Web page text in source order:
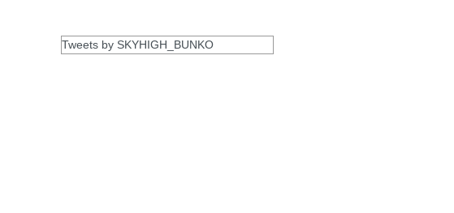
Tweets by SKYHIGH_BUNKO